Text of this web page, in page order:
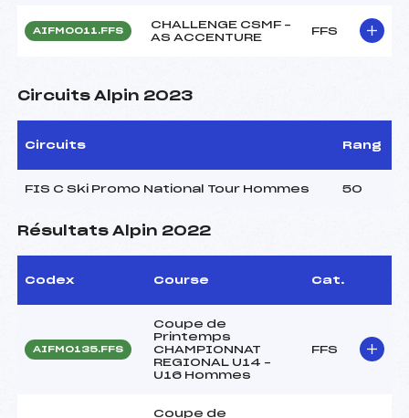
AIFM0011.FFS
CHALLENGE CSMF –
AS ACCENTURE
FFS
Circuits Alpin 2023
Circuits Rang
FIS C Ski Promo National Tour Hommes 50
Résultats Alpin 2022
Codex Course Cat.
AIFM0135.FFS
Coupe de
Printemps
CHAMPIONNAT
REGIONAL U14 –
U16 Hommes
FFS
Coupe de